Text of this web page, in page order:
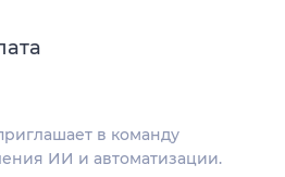
в команду
ИИ и автоматизации.